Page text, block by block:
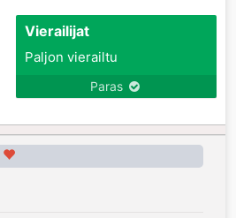
Vierailijat
Paljon vierailtu
Paras